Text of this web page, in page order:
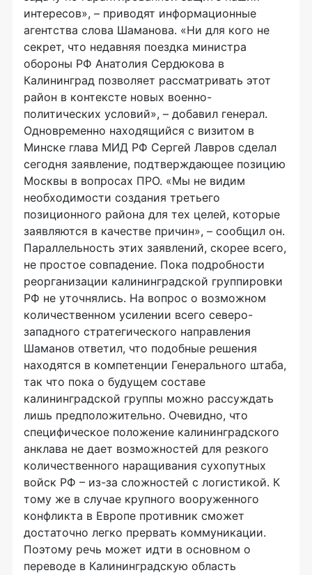
интересов», – приводят информационные
агентства слова Шаманова. «Ни для кого не
секрет, что недавняя поездка министра
обороны РФ Анатолия Сердюкова в
Калининград позволяет рассматривать этот
район в контексте новых военно-
политических условий», – добавил генерал.
Одновременно находящийся с визитом в
Минске глава МИД РФ Сергей Лавров сделал
сегодня заявление, подтверждающее позицию
Москвы в вопросах ПРО. «Мы не видим
необходимости создания третьего
позиционного района для тех целей, которые
заявляются в качестве причин», – сообщил он.
Параллельность этих заявлений, скорее всего,
не простое совпадение. Пока подробности
реорганизации калининградской группировки
РФ не уточнялись. На вопрос о возможном
количественном усилении всего северо-
западного стратегического направления
Шаманов ответил, что подобные решения
находятся в компетенции Генерального штаба,
так что пока о будущем составе
калининградской группы можно рассуждать
лишь предположительно. Очевидно, что
специфическое положение калининградского
анклава не дает возможностей для резкого
количественного наращивания сухопутных
войск РФ – из-за сложностей с логистикой. К
тому же в случае крупного вооруженного
конфликта в Европе противник сможет
достаточно легко прервать коммуникации.
Поэтому речь может идти в основном о
переводе в Калининградскую область